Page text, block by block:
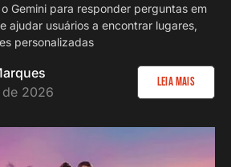
Gemini para responder perguntas em
ajudar usuários a encontrar lugares,
personalizadas
2026
Leia Mais